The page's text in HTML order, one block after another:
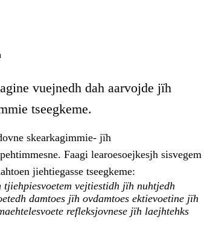
vuejnedh dah aarvojde jïh
tseegkeme.
skearkagimmie- jïh
Faagi learoesoejkesjh sisvegem
jiehtiegasse tseegkeme:
vejtiestidh jïh nuhtjedh
damtoes jïh ovdamtoes ektievoetine jïh
refleksjovnese jïh laejhtehks